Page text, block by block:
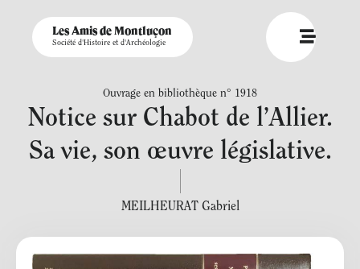
Les Amis de Montluçon
Société d'Histoire et d'Archéologie
Ouvrage en bibliothèque n° 1918
Notice sur Chabot de l’Allier.
Sa vie, son œuvre législative.
MEILHEURAT Gabriel